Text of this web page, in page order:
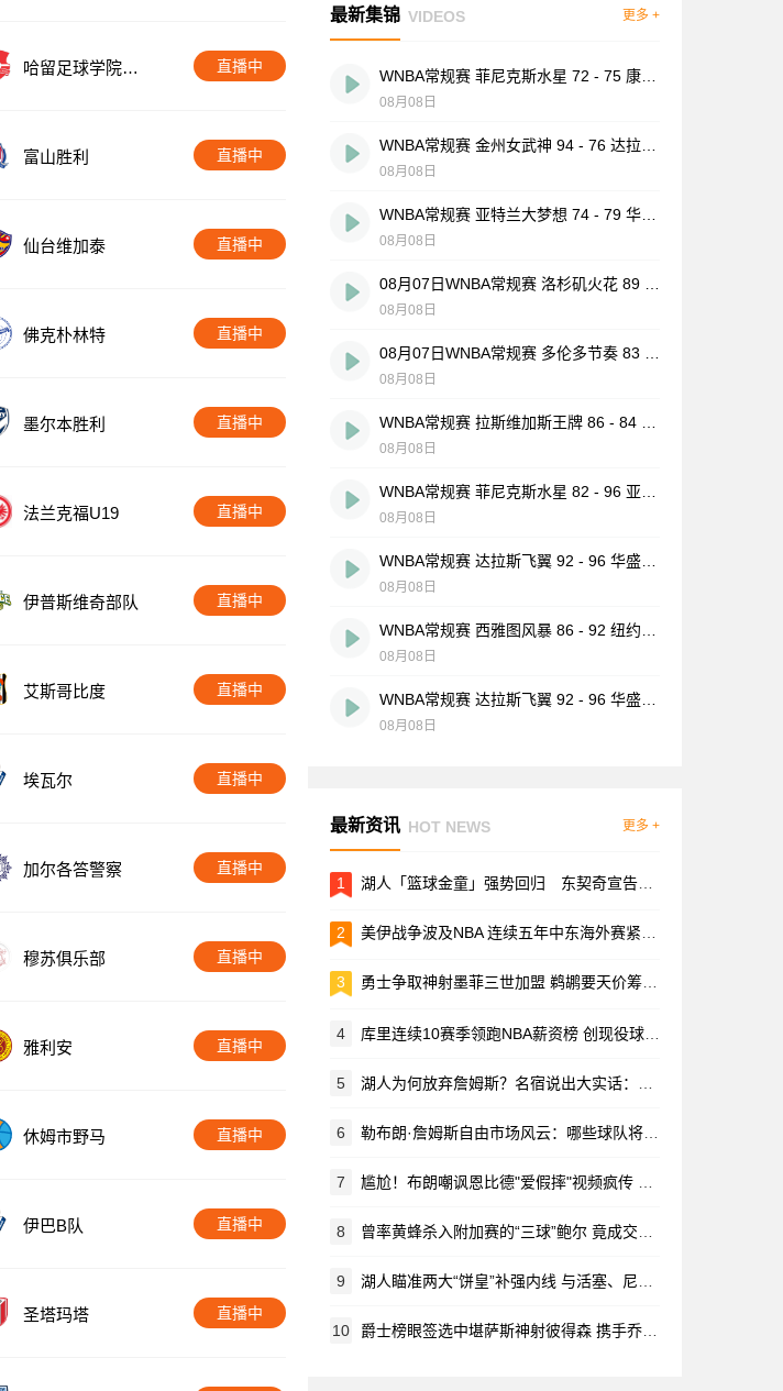
哈留足球学院女
直播中
富山胜利 直播中
仙台维加泰 直播中
佛克朴林特 直播中
墨尔本胜利 直播中
法兰克福U19 直播中
伊普斯维奇部队 直播中
艾斯哥比度 直播中
埃瓦尔 直播中
加尔各答警察 直播中
穆苏俱乐部 直播中
雅利安 直播中
休姆市野马 直播中
伊巴B队 直播中
圣塔玛塔 直播中
最新集锦 VIDEOS 更多 +
08月08日
08月08日
08月08日
08月08日
08月08日
08月08日
08月08日
08月08日
08月08日
08月08日
最新资讯 HOT NEWS 更多 +
1 湖人「篮球金童」强势回归 东契奇宣告伤势100%复原
2 美伊战争波及NBA 连续五年中东海外赛紧急叫停
3 勇士争取神射墨菲三世加盟 鹈鹕要天价筹码谈判闹僵
4 库里连续10赛季领跑NBA薪资榜 创现役球员名人堂特展纪录
5 湖人为何放弃詹姆斯？名宿说出大实话：再拼一年还是止步次轮
6 勒布朗·詹姆斯自由市场风云：哪些球队将豪掷千金招揽传奇巨星？
7 尴尬！布朗嘲讽恩比德"爱假摔"视频疯传 网友调侃：两月后竟成队友
8 曾率黄蜂杀入附加赛的“三球”鲍尔 竟成交易筹码
9 湖人瞄准两大“饼皇”补强内线 与活塞、尼克斯争夺冠军中锋
10 爵士榜眼签选中堪萨斯神射彼得森 携手乔治打造未来黄金后场